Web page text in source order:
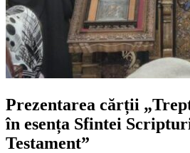
Prezentarea cărții
în esența Sfintei
Testament”